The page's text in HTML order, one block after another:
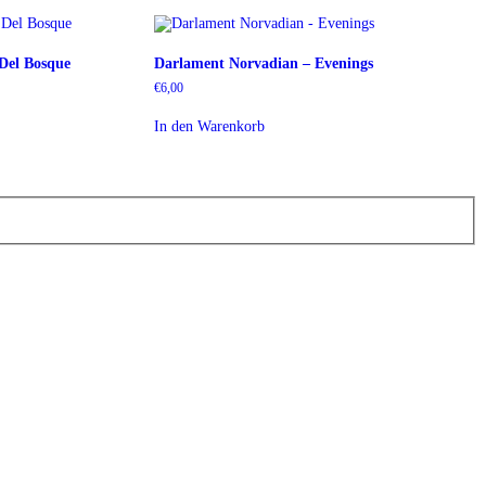
Bosque Darlament Norvadian – Evenings
€6,00
In den Warenkorb